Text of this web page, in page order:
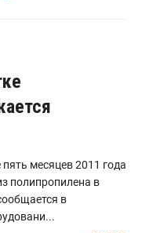
месяцев 2011 года
полипропилена в
в